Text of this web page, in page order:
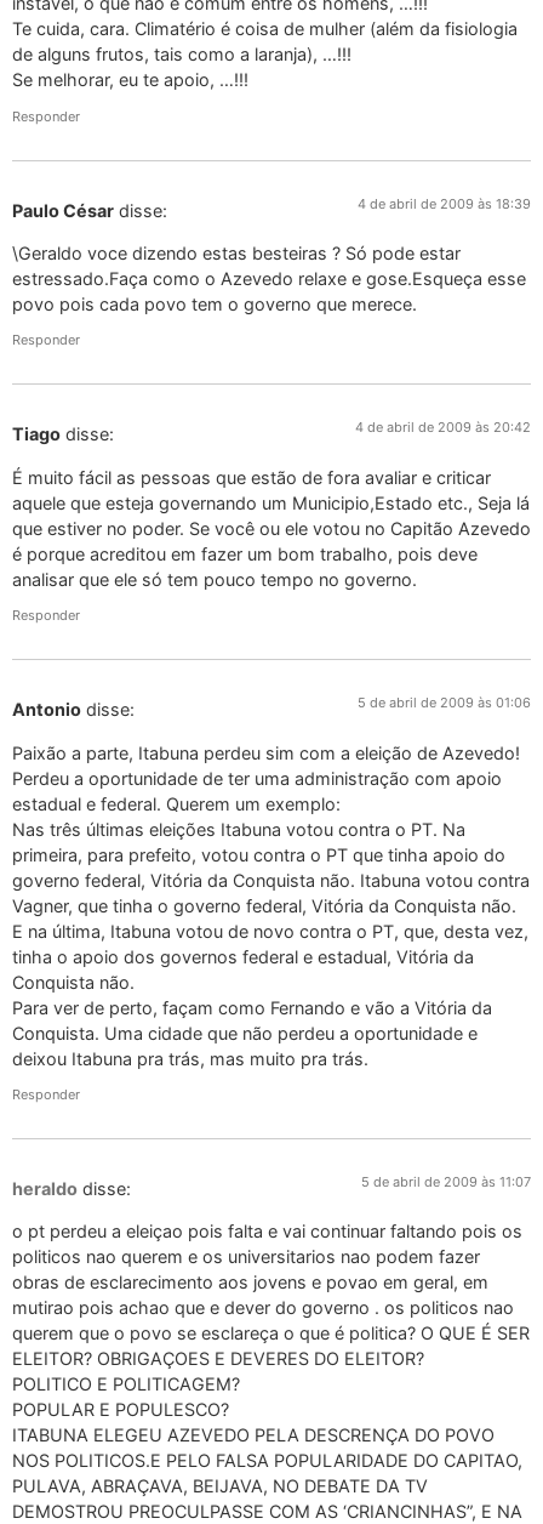
Te cuida, cara. Climatério é coisa de mulher (além da fisiologia
de alguns frutos, tais como a laranja), …!!!
Se melhorar, eu te apoio, …!!!
Responder
Paulo César disse: 4 de abril de 2009 às 18:39
\Geraldo voce dizendo estas besteiras ? Só pode estar
estressado.Faça como o Azevedo relaxe e gose.Esqueça esse
povo pois cada povo tem o governo que merece.
Responder
Tiago disse: 4 de abril de 2009 às 20:42
É muito fácil as pessoas que estão de fora avaliar e criticar
aquele que esteja governando um Municipio,Estado etc., Seja lá
que estiver no poder. Se você ou ele votou no Capitão Azevedo
é porque acreditou em fazer um bom trabalho, pois deve
analisar que ele só tem pouco tempo no governo.
Responder
Antonio disse: 5 de abril de 2009 às 01:06
Paixão a parte, Itabuna perdeu sim com a eleição de Azevedo!
Perdeu a oportunidade de ter uma administração com apoio
estadual e federal. Querem um exemplo:
Nas três últimas eleições Itabuna votou contra o PT. Na
primeira, para prefeito, votou contra o PT que tinha apoio do
governo federal, Vitória da Conquista não. Itabuna votou contra
Vagner, que tinha o governo federal, Vitória da Conquista não.
E na última, Itabuna votou de novo contra o PT, que, desta vez,
tinha o apoio dos governos federal e estadual, Vitória da
Conquista não.
Para ver de perto, façam como Fernando e vão a Vitória da
Conquista. Uma cidade que não perdeu a oportunidade e
deixou Itabuna pra trás, mas muito pra trás.
Responder
heraldo disse: 5 de abril de 2009 às 11:07
o pt perdeu a eleiçao pois falta e vai continuar faltando pois os
politicos nao querem e os universitarios nao podem fazer
obras de esclarecimento aos jovens e povao em geral, em
mutirao pois achao que e dever do governo . os politicos nao
querem que o povo se esclareça o que é politica? O QUE É SER
ELEITOR? OBRIGAÇOES E DEVERES DO ELEITOR?
POLITICO E POLITICAGEM?
POPULAR E POPULESCO?
ITABUNA ELEGEU AZEVEDO PELA DESCRENÇA DO POVO
NOS POLITICOS.E PELO FALSA POPULARIDADE DO CAPITAO,
PULAVA, ABRAÇAVA, BEIJAVA, NO DEBATE DA TV
DEMOSTROU PREOCULPASSE COM AS ‘CRIANCINHAS”, E NA